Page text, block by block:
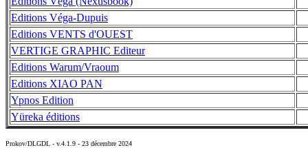
Editions Véga-Dupuis
Editions VENTS d'OUEST
VERTIGE GRAPHIC Editeur
Editions Warum/Vraoum
Editions XIAO PAN
Ypnos Edition
Yüreka éditions
Prokov/DLGDL - v.4.1.9 - 23 décembre 2024